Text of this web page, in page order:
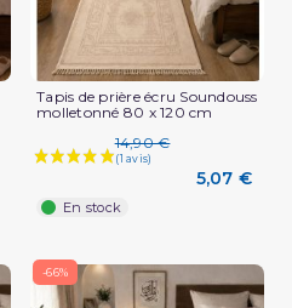
Tapis de prière écru Soundouss
molletonné 80 x 120 cm
14,90 €
5,07 €
En stock
-66%